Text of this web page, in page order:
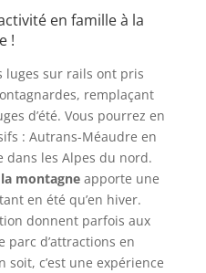
en famille à la
!
luges sur rails ont pris
remplaçant
d’été. Vous pourrez en
: Autrans-Méaudre en
dans les Alpes du nord.
montagneapporte une
en été qu’en hiver.
donnent parfois aux
parc d’attractions en
soit, c’est une expérience